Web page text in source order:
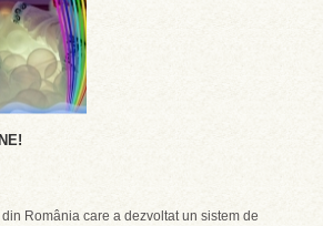
România care a dezvoltat un sistem de